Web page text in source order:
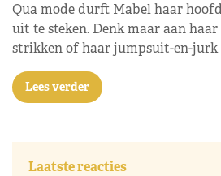
Qua mode durft Mabel haar
uit te steken. Denk maar aan
strikken of haar jumpsuit-en-jurk
Lees verder
Laatste reacties